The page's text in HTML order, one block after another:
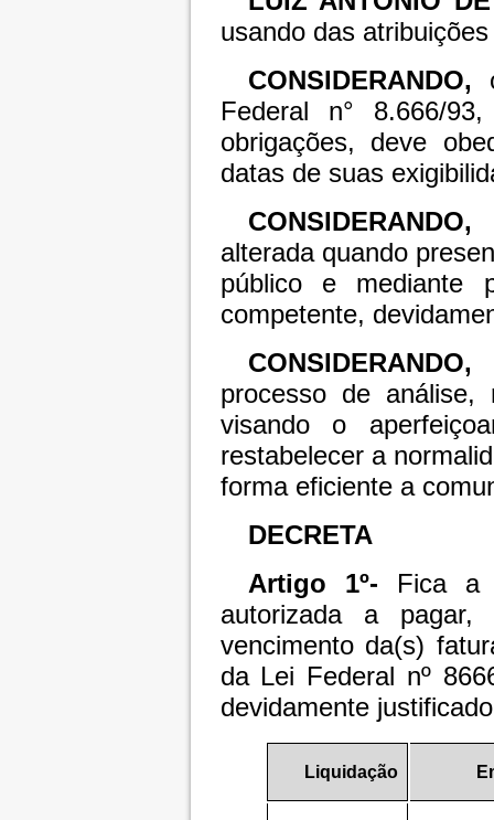
usando das
CONSIDERANDO,
Federal n° 8.666/
obrigações, deve
datas de suas
CONSIDERANDO,
alterada quando
público e mediante
competente,
CONSIDERANDO,
processo de análise,
visando o
restabelecer a
forma eficiente a
DECRETA
Artigo 1º- Fica a
autorizada a
vencimento da(s)
da Lei Federal nº
devidamente
Liquidação